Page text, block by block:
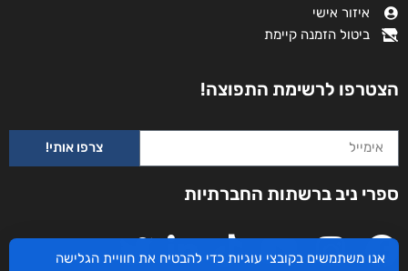
דורג₪29
–
₪46
איזור אישי
ביטול הזמנה קיימת
הצטרפו לרשימת התפוצה!
צרפו אותי!
ספרי ניב ברשתות החברתיות
אנו משתמשים בקובצי עוגיות כדי להבטיח את חוויית הגלישה